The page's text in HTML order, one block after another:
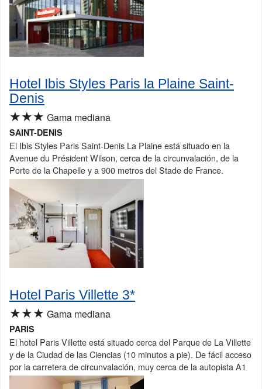
Hotel Ibis Styles Paris la Plaine Saint-
Denis
★★★ Gama mediana
SAINT-DENIS
El Ibis Styles Paris Saint-Denis La Plaine está situado en la
Avenue du Président Wilson, cerca de la circunvalación, de la
Porte de la Chapelle y a 900 metros del Stade de France.
Hotel Paris Villette 3*
★★★ Gama mediana
PARIS
El hotel Paris Villette está situado cerca del Parque de La Villette
y de la Ciudad de las Ciencias (10 minutos a pie). De fácil acceso
por la carretera de circunvalación, muy cerca de la autopista A1